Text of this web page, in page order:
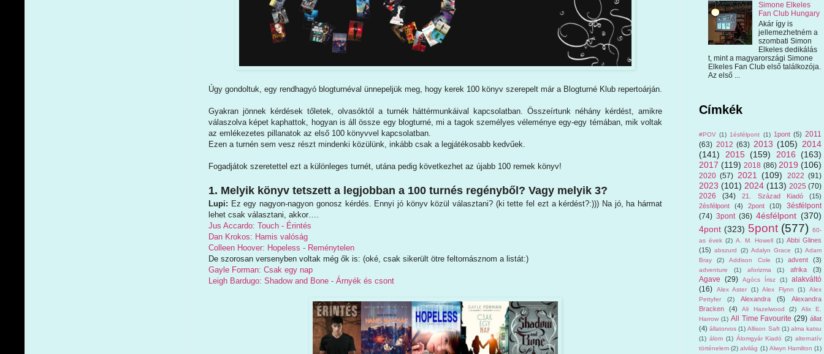
Úgy gondoltuk, egy rendhagyó blogturnéval ünnepeljük meg, hogy kerek 100 könyv szerepelt már a Blogturné Klub repertoárján.
Gyakran jönnek kérdések tőletek, olvasóktól a turnék háttérmunkáival kapcsolatban. Összeírtunk néhány kérdést, amikre
válaszolva képet kaphattok, hogyan is áll össze egy blogturné, mi a tagok személyes véleménye egy-egy témában, mik voltak
az emlékezetes pillanatok az első 100 könyvvel kapcsolatban.
Ezen a turnén sem vesz részt mindenki közülünk, inkább csak a legjátékosabb kedvűek.
Fogadjátok szeretettel ezt a különleges turnét, utána pedig következhet az újabb 100 remek könyv!
1. Melyik könyv tetszett a legjobban a 100 turnés regényből? Vagy melyik 3?
Lupi: Ez egy nagyon-nagyon gonosz kérdés. Ennyi jó könyv közül választani? (ki tette fel ezt a kérdést?:))) Na jó, ha hármat
lehet csak választani, akkor….
Jus Accardo: Touch - Érintés
Dan Krokos: Hamis valóság
Colleen Hoover: Hopeless - Reménytelen
De szorosan versenyben voltak még ők is: (oké, csak sikerült ötre feltornásznom a listát:)
Gayle Forman: Csak egy nap
Leigh Bardugo: Shadow and Bone - Árnyék és csont
Simone Elkeles
Fan Club Hungary
Akár így is
jellemezhetném a
szombati Simon
Elkeles dedikálás
t, mint a magyarországi Simone
Elkeles Fan Club első találkozója.
Az első ...
Címkék
#POV (1) 1ésfélpont (1) 1pont (5) 2011
(63) 2012 (63) 2013 (105) 2014
(141)
2015 (159) 2016
(163)
2017 (119) 2018 (86) 2019 (106)
2020 (57) 2021 (109) 2022 (91)
2023 (101) 2024 (113) 2025 (70)
2026
(34) 21. Század Kiadó
(15)
2ésfélpont
(4) 2pont (10)
3ésfélpont
(74) 3pont (36) 4ésfélpont (370)
4pont (323) 5pont (577) 60-
as évek (2) A. M. Howell (1) Abbi Glines
(15) abszurd (2) Adalyn Grace (1) Adam
Bray
(2) Addison Cole (1) advent (3)
adventure (1) aforizma (1) afrika (3)
Agave (29) Agócs Írisz (1)
alakváltó
(16)
Alex Aster (1) Alex Flynn (1)
Alex
Pettyfer
(2) Alexandra (5)
Alexandra
Bracken
(4) Ali Hazelwood (2)
Alix E.
Harrow (1) All Time Favourite (29) állat
(4) állatorvos (1) Allison Saft (1) alma katsu
(1) álom (1) Álomgyár Kiadó (2) alternatív
történelem (2) alvilág (1) Alwyn Hamilton (1)